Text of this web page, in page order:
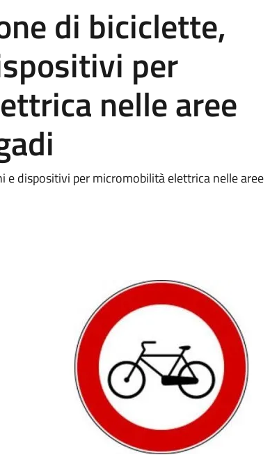
di biciclette,
per
nelle aree
dispositivi per micromobilità elettrica nelle aree